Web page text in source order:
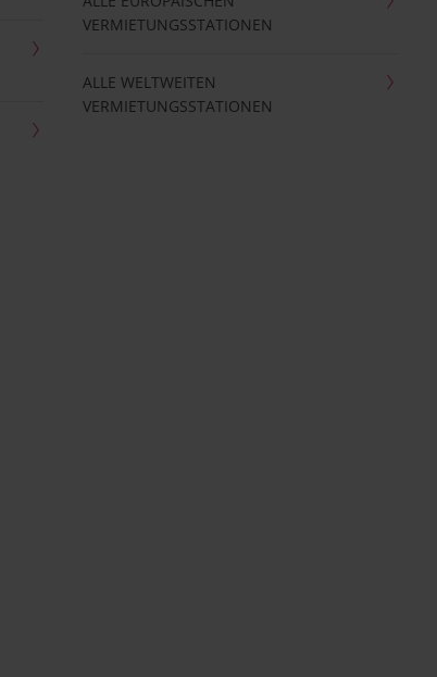
VERMIETUNGSSTATIONEN
ALLE WELTWEITEN
VERMIETUNGSSTATIONEN